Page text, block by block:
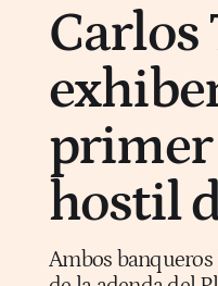
Carlos
primer
hostil
Ambos